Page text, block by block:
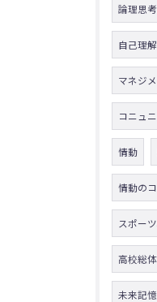
論理思考
自己理解
マネジ
コニュ
情動
情動の
スポー
高校総体
未来記憶